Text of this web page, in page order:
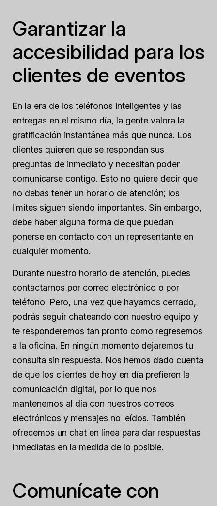
Garantizar la
accesibilidad para los
clientes de eventos
En la era de los teléfonos inteligentes y las
entregas en el mismo día, la gente valora la
gratificación instantánea más que nunca. Los
clientes quieren que se respondan sus
preguntas de inmediato y necesitan poder
comunicarse contigo. Esto no quiere decir que
no debas tener un horario de atención; los
límites siguen siendo importantes. Sin embargo,
debe haber alguna forma de que puedan
ponerse en contacto con un representante en
cualquier momento.
Durante nuestro horario de atención, puedes
contactarnos por correo electrónico o por
teléfono. Pero, una vez que hayamos cerrado,
podrás seguir chateando con nuestro equipo y
te responderemos tan pronto como regresemos
a la oficina. En ningún momento dejaremos tu
consulta sin respuesta. Nos hemos dado cuenta
de que los clientes de hoy en día prefieren la
comunicación digital, por lo que nos
mantenemos al día con nuestros correos
electrónicos y mensajes no leídos. También
ofrecemos un chat en línea para dar respuestas
inmediatas en la medida de lo posible.
Comunícate con